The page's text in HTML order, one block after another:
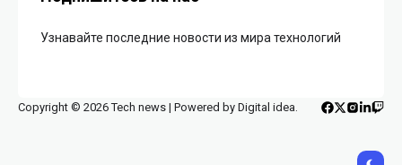
Узнавайте последние новости из мира технологий
Copyright © 2026 Tech news | Powered by Digital idea.